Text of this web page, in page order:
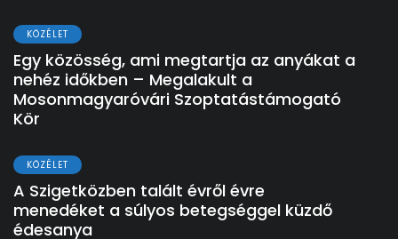
KÖZÉLET
Egy közösség, ami megtartja az anyákat a
nehéz időkben – Megalakult a
Mosonmagyaróvári Szoptatástámogató
Kör
KÖZÉLET
A Szigetközben talált évről évre
menedéket a súlyos betegséggel küzdő
édesanya